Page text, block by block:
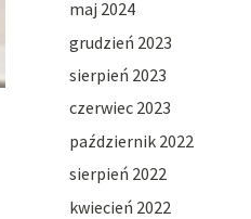
maj 2024
grudzień 2023
sierpień 2023
czerwiec 2023
październik 2022
sierpień 2022
kwiecień 2022